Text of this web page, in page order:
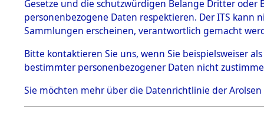
5. Verschiedenes
5.3
Todesmärsche
5.3.1 Alliierte
Erhebungen
zu
Todesmärsch
en
5.3.2
Gesetze und die schutzwürdigen Belange Dritter
personenbezogene Daten respektieren. Der ITS
Sammlungen erscheinen, verantwortlich gemacht
Bitte kontaktieren Sie uns, wenn Sie beispielsweiser
bestimmter personenbezogener Daten nicht
Sie möchten mehr über die Datenrichtlinie der Arolsen